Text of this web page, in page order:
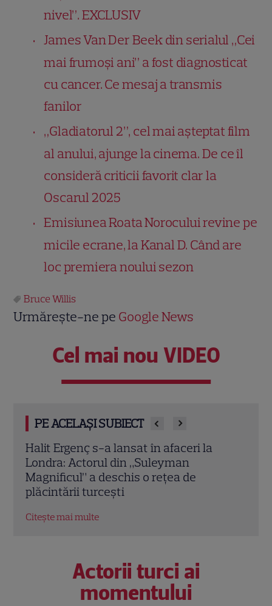
nivel”. EXCLUSIV
James Van Der Beek din serialul „Cei
mai frumoși ani” a fost diagnosticat
cu cancer. Ce mesaj a transmis
fanilor
„Gladiatorul 2”, cel mai așteptat film
al anului, ajunge la cinema. De ce îl
consideră criticii favorit clar la
Oscarul 2025
Emisiunea Roata Norocului revine pe
micile ecrane, la Kanal D. Când are
loc premiera noului sezon
Bruce Willis
Urmărește-ne pe Google News
Cel mai nou VIDEO
PE ACELAȘI SUBIECT
O mai ții minte pe mama lui Stifler din
„American Pie”? Jennifer Coolidge, la 64
de ani, dezvăluie greșeala pe care o
regretă și astăzi
Citește mai multe
Actorii turci ai
momentului